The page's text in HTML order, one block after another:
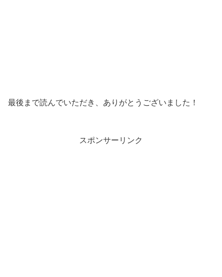
最後まで読んでいただき、ありがとうございました！
スポンサーリンク